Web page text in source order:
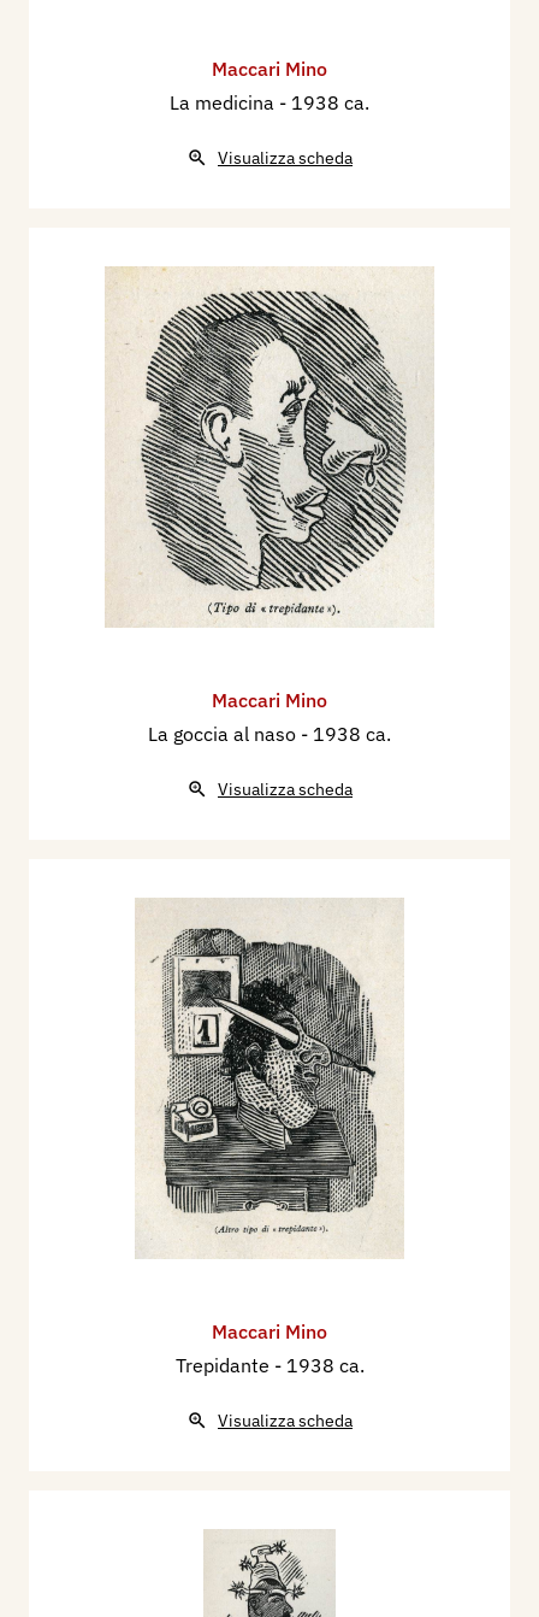
Maccari Mino
La medicina - 1938 ca.
Visualizza scheda
Maccari Mino
La goccia al naso - 1938 ca.
Visualizza scheda
Maccari Mino
Trepidante - 1938 ca.
Visualizza scheda